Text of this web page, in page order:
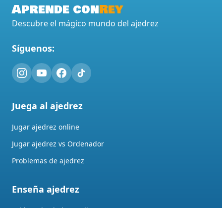
Aprende conRey
Descubre el mágico mundo del ajedrez
Síguenos:
Juega al ajedrez
Jugar ajedrez online
Jugar ajedrez vs Ordenador
Problemas de ajedrez
Enseña ajedrez